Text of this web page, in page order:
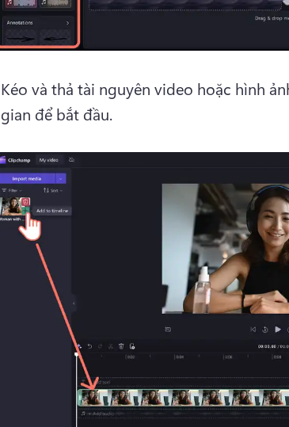
Kéo và thả tài nguyên video hoặc hình
gian để bắt đầu.